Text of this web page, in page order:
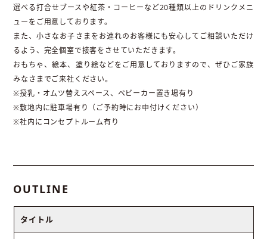
選べる打合せブースや紅茶・コーヒーなど20種類以上のドリンクメニ
ューをご用意しております。
また、小さなお子さまをお連れのお客様にも安心してご相談いただけ
るよう、完全個室で接客をさせていただきます。
おもちゃ、絵本、塗り絵などをご用意しておりますので、ぜひご家族
みなさまでご来社ください。
※授乳・オムツ替えスペース、ベビーカー置き場有り
※敷地内に駐車場有り（ご予約時にお申付けください）
※社内にコンセプトルーム有り
OUTLINE
タイトル